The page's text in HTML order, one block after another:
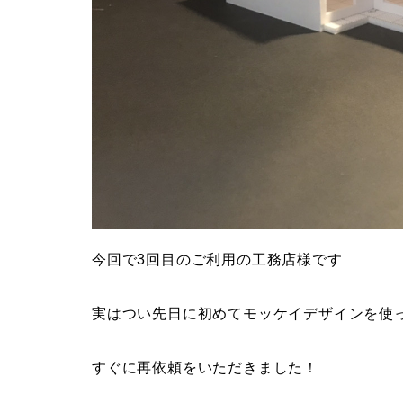
今回で3回目のご利用の工務店様です
実はつい先日に初めてモッケイデザインを使
すぐに再依頼をいただきました！